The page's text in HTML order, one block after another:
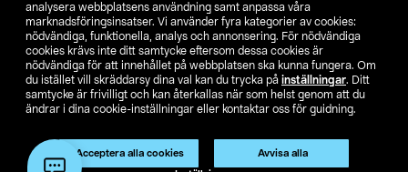
analysera webbplatsens användning samt anpassa våra
marknadsföringsinsatser. Vi använder fyra kategorier av cookies:
nödvändiga, funktionella, analys och annonsering. För nödvändiga
cookies krävs inte ditt samtycke eftersom dessa cookies är
nödvändiga för att innehållet på webbplatsen ska kunna fungera. Om
du istället vill skräddarsy dina val kan du trycka på inställningar. Ditt
samtycke är frivilligt och kan återkallas när som helst genom att du
ändrar i dina cookie-inställningar eller kontaktar oss för guidning.
Acceptera alla cookies Avvisa alla
SE NO FI
Köpvillkor Privacy statement Klubbvillkor För företag